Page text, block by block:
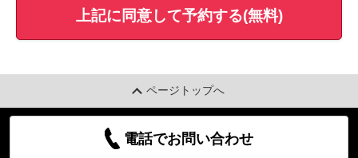
上記に同意して予約する(無料)
ページトップへ
電話でお問い合わせ